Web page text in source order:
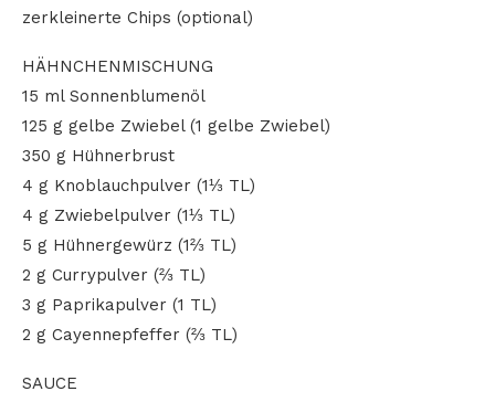
zerkleinerte Chips (optional)
HÄHNCHENMISCHUNG
15 ml Sonnenblumenöl
125 g gelbe Zwiebel (1 gelbe Zwiebel)
350 g Hühnerbrust
4 g Knoblauchpulver (1⅓ TL)
4 g Zwiebelpulver (1⅓ TL)
5 g Hühnergewürz (1⅔ TL)
2 g Currypulver (⅔ TL)
3 g Paprikapulver (1 TL)
2 g Cayennepfeffer (⅔ TL)
SAUCE